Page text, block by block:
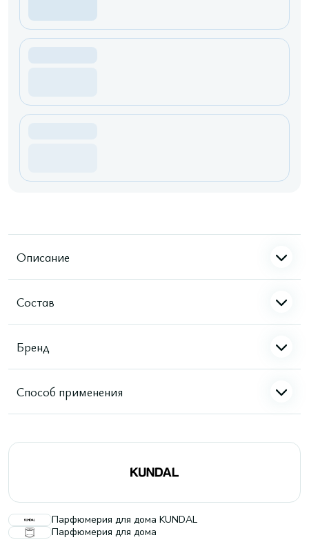
Описание
Состав
Бренд
Способ применения
Парфюмерия для дома KUNDAL
Парфюмерия для дома